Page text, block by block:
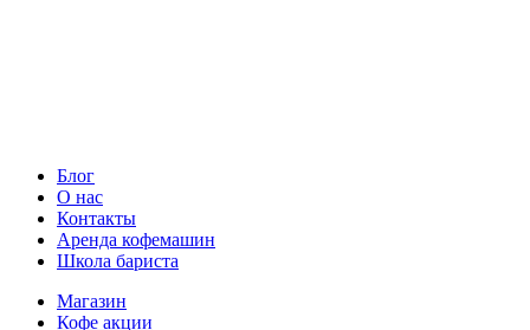
Блог
О нас
Контакты
Аренда кофемашин
Школа бариста
Магазин
Кофе акции